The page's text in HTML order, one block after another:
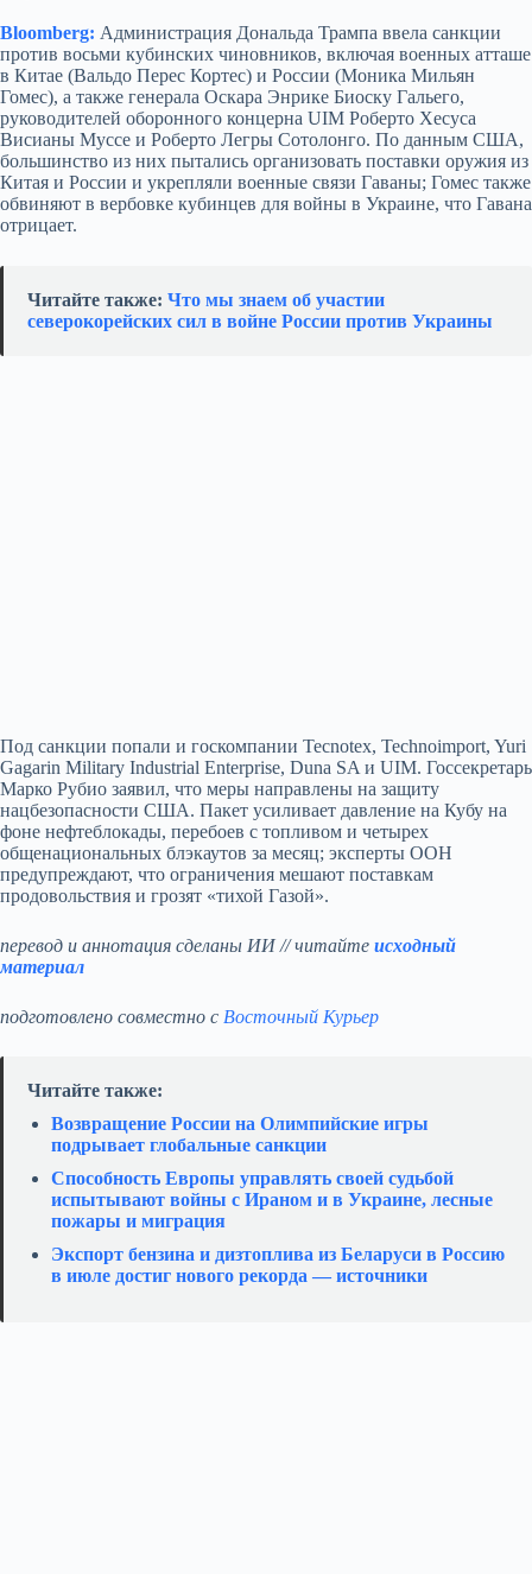
Bloomberg: Администрация Дональда Трампа ввела санкции
против восьми кубинских чиновников, включая военных атташе
в Китае (Вальдо Перес Кортес) и России (Моника Мильян
Гомес), а также генерала Оскара Энрике Биоску Гальего,
руководителей оборонного концерна UIM Роберто Хесуса
Висианы Муссе и Роберто Легры Сотолонго. По данным США,
большинство из них пытались организовать поставки оружия из
Китая и России и укрепляли военные связи Гаваны; Гомес также
обвиняют в вербовке кубинцев для войны в Украине, что Гавана
отрицает.
Читайте также: Что мы знаем об участии
северокорейских сил в войне России против Украины
Под санкции попали и госкомпании Tecnotex, Technoimport, Yuri
Gagarin Military Industrial Enterprise, Duna SA и UIM. Госсекретарь
Марко Рубио заявил, что меры направлены на защиту
нацбезопасности США. Пакет усиливает давление на Кубу на
фоне нефтеблокады, перебоев с топливом и четырех
общенациональных блэкаутов за месяц; эксперты ООН
предупреждают, что ограничения мешают поставкам
продовольствия и грозят «тихой Газой».
перевод и аннотация сделаны ИИ // читайте исходный
материал
подготовлено совместно с Восточный Курьер
Читайте также:
Возвращение России на Олимпийские игры
подрывает глобальные санкции
Способность Европы управлять своей судьбой
испытывают войны с Ираном и в Украине, лесные
пожары и миграция
Экспорт бензина и дизтоплива из Беларуси в Россию
в июле достиг нового рекорда — источники